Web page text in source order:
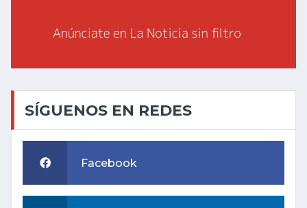
SÍGUENOS EN REDES
Facebook